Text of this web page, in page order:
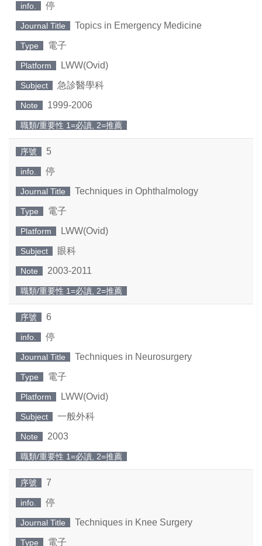
info. 停
Journal Title Topics in Emergency Medicine
Type 電子
Platform LWW(Ovid)
Subject 急診醫學科
Note 1999-2006
職類/重要性 1=必讀, 2=推薦
序號 5
info. 停
Journal Title Techniques in Ophthalmology
Type 電子
Platform LWW(Ovid)
Subject 眼科
Note 2003-2011
職類/重要性 1=必讀, 2=推薦
序號 6
info. 停
Journal Title Techniques in Neurosurgery
Type 電子
Platform LWW(Ovid)
Subject 一般外科
Note 2003
職類/重要性 1=必讀, 2=推薦
序號 7
info. 停
Journal Title Techniques in Knee Surgery
Type 電子